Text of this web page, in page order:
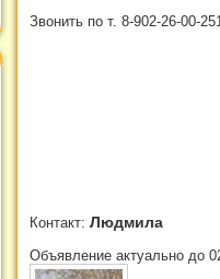
Звонить по т. 8-902-26-00-
Контакт: Людмила
Объявление актуально до